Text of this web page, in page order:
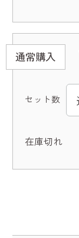
通常購入
セット数